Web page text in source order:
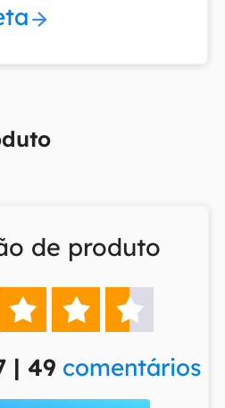
de produto
  
| 49 comentários